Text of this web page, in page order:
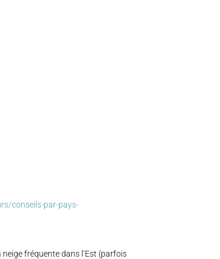
conseils-par-pays-
neige fréquente dans l’Est (parfois